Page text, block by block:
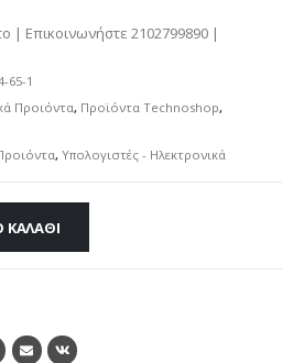
| Επικοινωνήστε 2102799890 |
65-1
Προιόντα, Προϊόντα Technoshop,
, Υπολογιστές - Ηλεκτρονικά